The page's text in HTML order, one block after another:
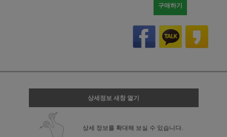
구매하기
상세정보 새창 열기
상세 정보를 확대해 보실 수 있습니다.